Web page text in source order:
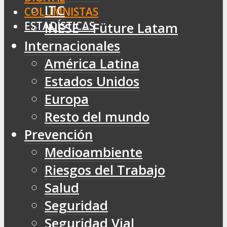
COLUMNISTAS
ESTADÍSTICAS
ITC
INESE – Füture Latam
Internacionales
América Latina
Estados Unidos
Europa
Resto del mundo
Prevención
Medioambiente
Riesgos del Trabajo
Salud
Seguridad
Seguridad Vial